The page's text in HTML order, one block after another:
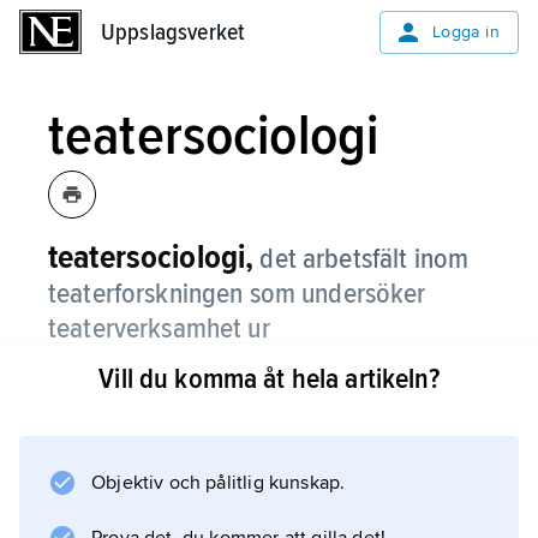
Uppslagsverket Logga in
teatersociologi
teatersociologi, det arbetsfält inom
teaterforskningen som undersöker
teaterverksamhet ur
samhällsperspektiv.
dramats innehåll, skådespelarnas och andra
Vill du komma åt hela artikeln?
Objektiv och pålitlig kunskap.